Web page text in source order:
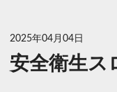
2025年04月04日
安全衛生ス